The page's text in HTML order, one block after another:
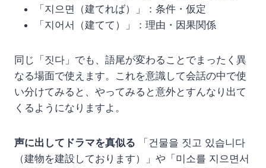
「지으면（建てれば）」：条件・仮定
「지어서（建てて）」：理由・因果関係
同じ「짓다」でも、語尾が変わることでまったく異
なる場面で使えます。これを意識して会話の中で使
い分けてみると、やってみると意外とすんなり出て
くるようになりますよ。
声に出してドラマを真似る 「건물을 짓고 있습니다
（建物を建設しております）」や「미소를 지으면서